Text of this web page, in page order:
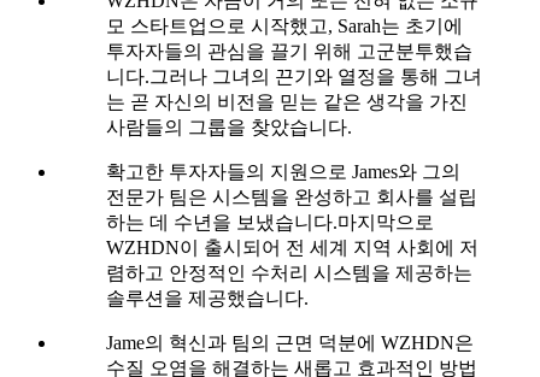
모 스타트업으로 시작했고, Sarah는 초기에
투자자들의 관심을 끌기 위해 고군분투했습
니다.그러나 그녀의 끈기와 열정을 통해 그녀
는 곧 자신의 비전을 믿는 같은 생각을 가진
사람들의 그룹을 찾았습니다.
확고한 투자자들의 지원으로 James와 그의
전문가 팀은 시스템을 완성하고 회사를 설립
하는 데 수년을 보냈습니다.마지막으로
WZHDN이 출시되어 전 세계 지역 사회에 저
렴하고 안정적인 수처리 시스템을 제공하는
솔루션을 제공했습니다.
Jame의 혁신과 팀의 근면 덕분에 WZHDN은
수질 오염을 해결하는 새롭고 효과적인 방법